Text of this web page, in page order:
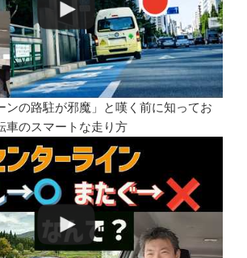
ンの路駐が邪魔」と嘆く前に知ってお
車のスマートな走り方